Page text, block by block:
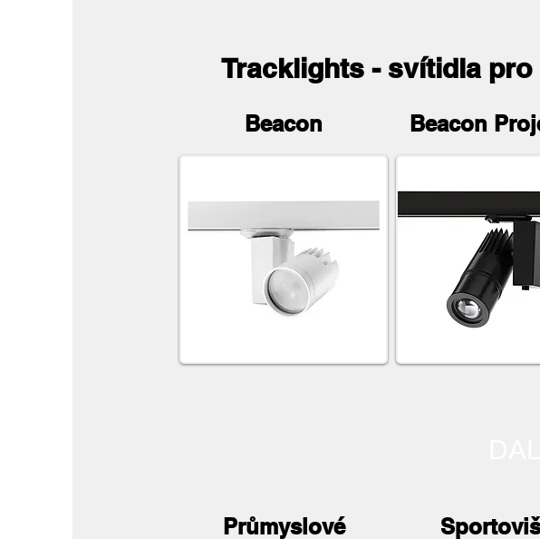
Tracklights - svítidla
Beacon Beacon
Průmyslové